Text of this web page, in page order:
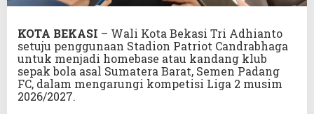
KOTA BEKASI – Wali Kota Bekasi Tri Adhianto
setuju penggunaan Stadion Patriot Candrabhaga
untuk menjadi homebase atau kandang klub
sepak bola asal Sumatera Barat, Semen Padang
FC, dalam mengarungi kompetisi Liga 2 musim
2026/2027.